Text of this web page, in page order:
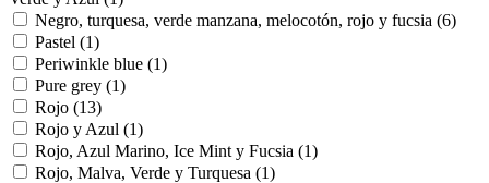
Negro, turquesa, verde manzana, melocotón, rojo y fucsia (6)
Pastel (1)
Periwinkle blue (1)
Pure grey (1)
Rojo (13)
Rojo y Azul (1)
Rojo, Azul Marino, Ice Mint y Fucsia (1)
Rojo, Malva, Verde y Turquesa (1)